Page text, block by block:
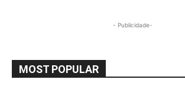
- Publicidade-
MOST POPULAR